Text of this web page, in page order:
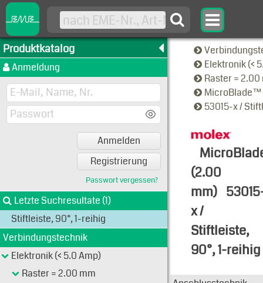
Produktkatalog
Anmeldung
Anmelden
Registrierung
Passwort vergessen?
Letzte Suchresultate (1)
Stiftleiste, 90°, 1-reihig
Verbindungstechnik
Elektronik (< 5.0 Amp)
Raster = 2.00 mm
Elektronik (<
Raster =
53015-x /
(2.00
mm)
x /
Stiftleiste,
90°, 1-reihig
Typen-